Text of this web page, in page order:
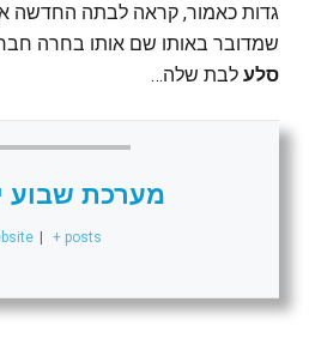
גדות כאמור, קראה לבתה החדשה
שמדובר באותו שם אותו בחרה
סלע לבת שלה…
מערכת שבוע
+ posts